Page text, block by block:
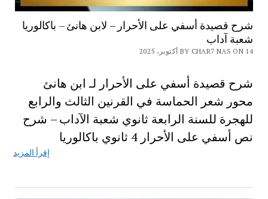
شرح قصيدة أسفي على الأحرار – لابن هانئ – باكالوريا
شعبة آداب
BY CHAR7 NAS ON 14 أكتوبر، 2025
شرح قصيدة أسفي على الأحرار لـ ابن هانئ
محور شعر الحماسة في القرنين الثالث والرابع
للهجرة للسنة الرابعة ثانوي شعبة الآداب – شرح
نص أسفي على الأحرار 4 ثانوي باكالوريا
إقرأ المزيد